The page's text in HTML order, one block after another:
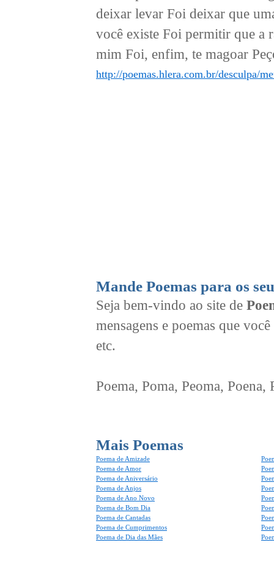
deixar levar Foi deixar que
você existe Foi permitir que a
mim Foi, enfim, te magoar
http://poemas.hlera.com.br/desculpa/
Mande Poemas para os
Seja bem-vindo ao site de
mensagens e poemas que
etc.
Poema, Poma, Peoma,
Mais Poemas
Poema de Amizade
Poema de Amor
Poema de Aniversário
Poema de Anjos
Poema de Ano Novo
Poema de Bom Dia
Poema de Cantadas
Poema de Cumprimentos
Poema de Dia das Mães